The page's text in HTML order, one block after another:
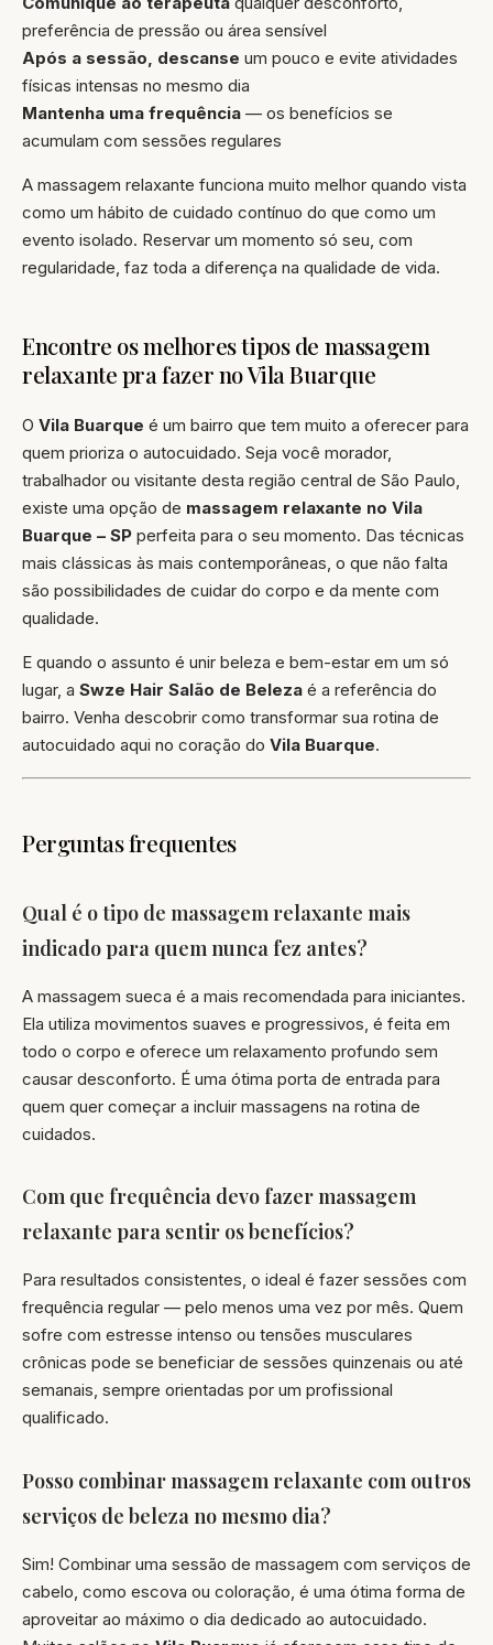
preferência de pressão ou área sensível
Após a sessão, descanse um pouco e evite atividades
físicas intensas no mesmo dia
Mantenha uma frequência — os benefícios se
acumulam com sessões regulares
A massagem relaxante funciona muito melhor quando vista
como um hábito de cuidado contínuo do que como um
evento isolado. Reservar um momento só seu, com
regularidade, faz toda a diferença na qualidade de vida.
Encontre os melhores tipos de massagem
relaxante pra fazer no Vila Buarque
O Vila Buarque é um bairro que tem muito a oferecer para
quem prioriza o autocuidado. Seja você morador,
trabalhador ou visitante desta região central de São Paulo,
existe uma opção de massagem relaxante no Vila
Buarque – SP perfeita para o seu momento. Das técnicas
mais clássicas às mais contemporâneas, o que não falta
são possibilidades de cuidar do corpo e da mente com
qualidade.
E quando o assunto é unir beleza e bem-estar em um só
lugar, a Swze Hair Salão de Beleza é a referência do
bairro. Venha descobrir como transformar sua rotina de
autocuidado aqui no coração do Vila Buarque.
Perguntas frequentes
Qual é o tipo de massagem relaxante mais
indicado para quem nunca fez antes?
A massagem sueca é a mais recomendada para iniciantes.
Ela utiliza movimentos suaves e progressivos, é feita em
todo o corpo e oferece um relaxamento profundo sem
causar desconforto. É uma ótima porta de entrada para
quem quer começar a incluir massagens na rotina de
cuidados.
Com que frequência devo fazer massagem
relaxante para sentir os benefícios?
Para resultados consistentes, o ideal é fazer sessões com
frequência regular — pelo menos uma vez por mês. Quem
sofre com estresse intenso ou tensões musculares
crônicas pode se beneficiar de sessões quinzenais ou até
semanais, sempre orientadas por um profissional
qualificado.
Posso combinar massagem relaxante com outros
serviços de beleza no mesmo dia?
Sim! Combinar uma sessão de massagem com serviços de
cabelo, como escova ou coloração, é uma ótima forma de
aproveitar ao máximo o dia dedicado ao autocuidado.